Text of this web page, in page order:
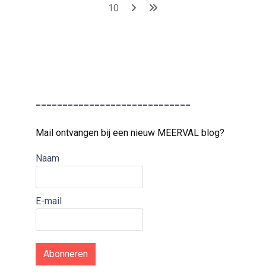
10
Mail ontvangen bij een nieuw MEERVAL blog?
Naam
E-mail
Abonneren